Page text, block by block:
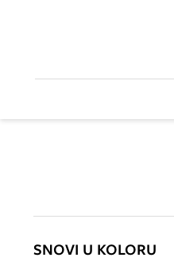
SNOVI U KOLORU